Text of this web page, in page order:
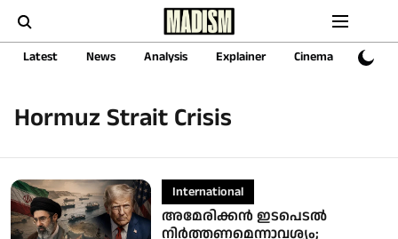
Latest News Analysis Explainer Cinema Sports
Hormuz Strait Crisis
International
അമേരിക്കൻ ഇടപെടൽ
നിർത്തണമെന്നാവശ്യം;